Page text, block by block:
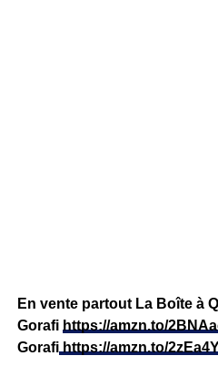
En vente partout La Boîte à
Gorafi https://amzn.to/
Gorafihttps://amzn.to/